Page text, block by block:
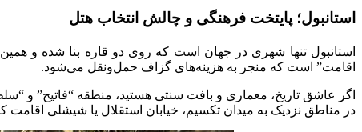
استانبول؛ پایتخت فرهنگی و چالش انتخاب هتل
استانبول تنها شهری در جهان است که روی دو قاره بنا شده و
اقامت” است که منجر به هزینه‌های گزاف حمل‌ونقل می‌شود.
در مناطق نزدیک به میدان تکسیم، خیابان استقلال یا شیشلی اقامت